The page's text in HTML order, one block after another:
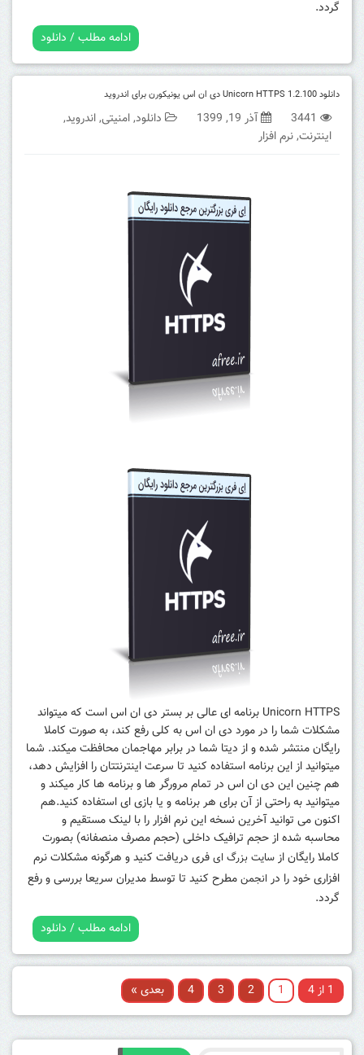
گردد.
ادامه مطلب / دانلود
دانلود Unicorn HTTPS 1.2.100 دی ان اس یونیکورن برای اندروید
3441 آذر 19, 1399 دانلود,امنیتی,اندروید,
اینترنت,نرم افزار
Unicorn HTTPS برنامه ای عالی بر بستر دی ان اس است که میتواند
مشکلات شما را در مورد دی ان اس به کلی رفع کند، به صورت کاملا
رایگان منتشر شده و از دیتا شما در برابر مهاجمان محافظت میکند. شما
میتوانید از این برنامه استفاده کنید تا سرعت اینترنتتان را افزایش دهد،
هم چنین این دی ان اس در تمام مرورگر ها و برنامه ها کار میکند و
میتوانید به راحتی از آن برای هر برنامه و یا بازی ای استفاده کنید.هم
اکنون می توانید آخرین نسخه این نرم افزار را با لینک مستقیم و
محاسبه شده از حجم ترافیک داخلی (حجم مصرف منصفانه) بصورت
کاملا رایگان از سایت بزرگ ای فری دریافت کنید و هرگونه مشکلات نرم
افزاری خود را در انجمن مطرح کنید تا توسط مدیران سریعا بررسی و رفع
گردد.
ادامه مطلب / دانلود
1 از 4 1
2
3
4 بعدی »